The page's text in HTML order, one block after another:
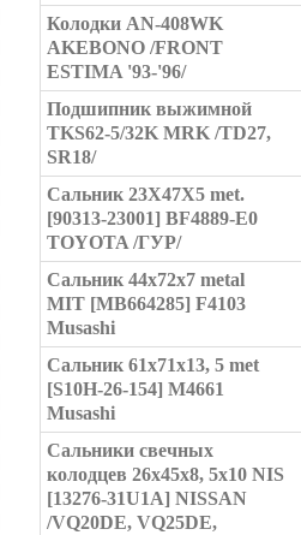
Колодки AN-408WK
AKEBONO /FRONT
ESTIMA '93-'96/
Подшипник выжимной
TKS62-5/32K MRK /TD27,
SR18/
Сальник 23X47X5 met.
[90313-23001] BF4889-E0
TOYOTA /ГУР/
Сальник 44x72x7 metal
MIT [MB664285] F4103
Musashi
Сальник 61x71x13, 5 met
[S10H-26-154] M4661
Musashi
Сальники свечных
колодцев 26x45x8, 5x10 NIS
[13276-31U1A] NISSAN
/VQ20DE, VQ25DE,